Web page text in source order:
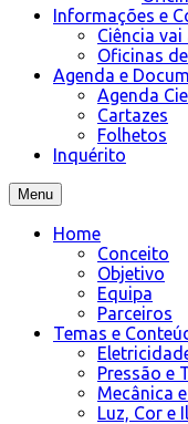
Informações e
Ciência vai
Oficinas
Agenda e
Agenda
Cartazes
Folhetos
Inquérito
Menu
Home
Conceito
Objetivo
Equipa
Parceiros
Temas e
Pressão e
Mecânica
Luz, Cor e